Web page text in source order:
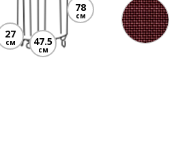
27
см
78
см
47.5
см